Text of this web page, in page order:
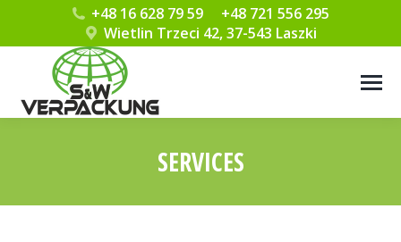
+48 16 628 79 59
+48 721 556 295
Wietlin Trzeci 42, 37-543 Laszki
SERVICES